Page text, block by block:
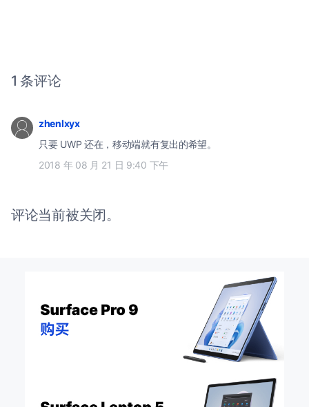
1 条评论
zhenlxyx
只要 UWP 还在，移动端就有复出的希望。
2018 年 08 月 21 日 9:40 下午
评论当前被关闭。